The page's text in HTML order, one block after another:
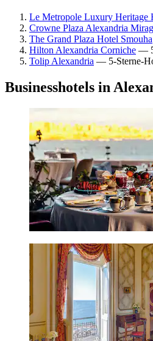
Le Metropole Luxury Heritage
Crowne Plaza Alexandria
The Grand Plaza Hotel Smouha
Hilton Alexandria Corniche —
Tolip Alexandria — 5-Sterne-
Businesshotels in